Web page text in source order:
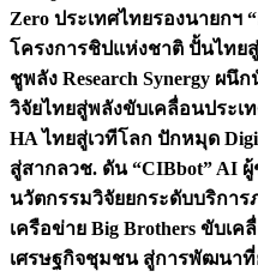
Zero ประเทศไทยรองนายกฯ
โครงการชิปแห่งชาติ ปั้นไทยสู่
ชูพลัง Research Synergy ผ
วิจัยไทยสู่พลังขับเคลื่อนประเ
HA ไทยสู่เวทีโลก ปักหมุด
สู่สากลวช. ดัน “CIBbot” AI
นวัตกรรมวิจัยยกระดับบริกา
เครือข่าย Big Brothers ขับเค
เศรษฐกิจชุมชน สู่การพัฒนาที่